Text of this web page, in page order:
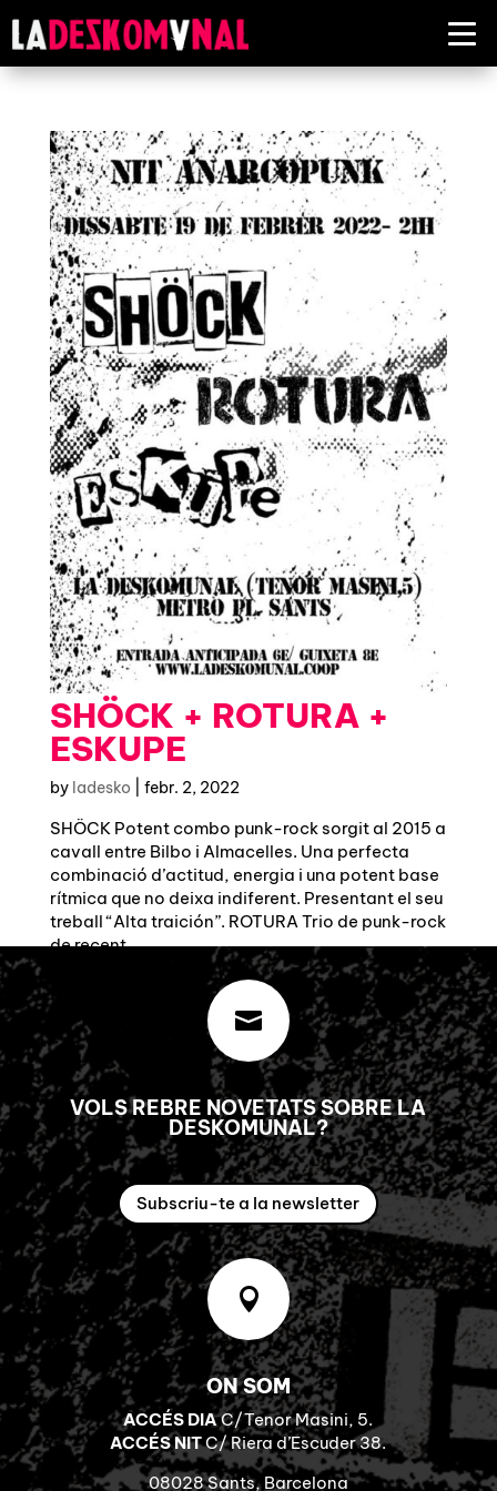
SHÖCK + ROTURA +
ESKUPE
by ladesko febr. 2, 2022
SHÖCK Potent combo punk-rock sorgit al 2015 a
cavall entre Bilbo i Almacelles. Una perfecta
combinació d’actitud, energia i una potent base
rítmica que no deixa indiferent. Presentant el seu
treball “Alta traición”. ROTURA Trio de punk-rock
de recent...

VOLS REBRE NOVETATS SOBRE LA
DESKOMUNAL?
Subscriu-te a la newsletter

ON SOM
ACCÉS DIAC/Tenor Masini, 5.
ACCÉS NITC/ Riera d’Escuder 38.
08028 Sants, Barcelona